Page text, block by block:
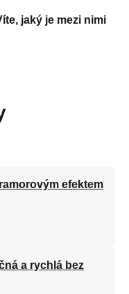
jaký je mezi nimi
efektem
a rychlá bez